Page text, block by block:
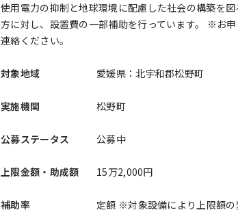
使用電力の抑制と地球環境に配慮した社会の構築を
方に対し、設置費の一部補助を行っています。 ※お
連絡ください。
対象地域 愛媛県：北宇和郡松野町
実施機関 松野町
公募ステータス 公募中
上限金額・助成額 15万2,000円
補助率 定額 ※対象設備により上限額の